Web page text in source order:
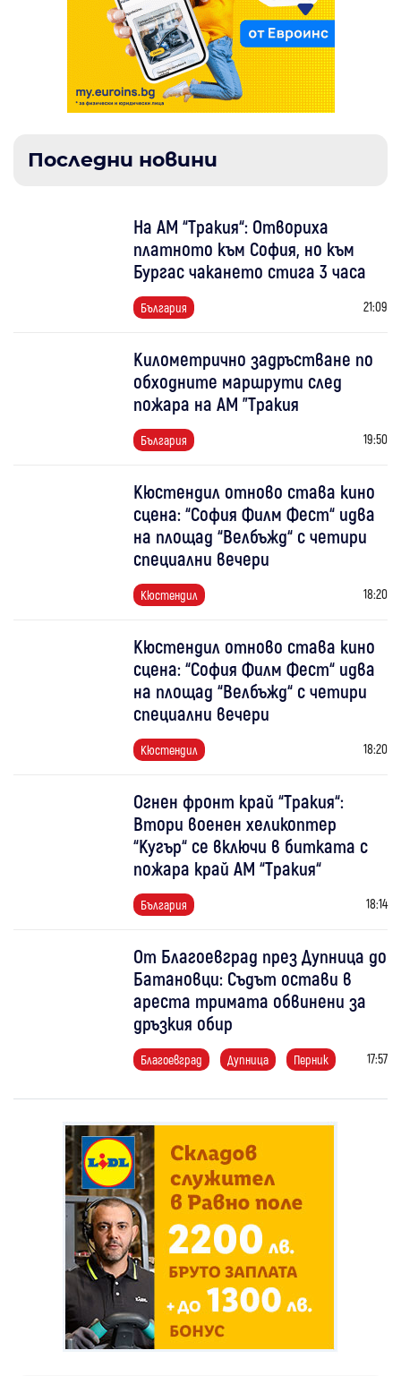
Последни новини
На АМ “Тракия“: Отвориха
платното към София, но към
Бургас чакането стига 3 часа
България 21:09
Километрично задръстване по
обходните маршрути след
пожара на АМ "Тракия
България 19:50
Кюстендил отново става кино
сцена: “София Филм Фест“ идва
на площад “Велбъжд“ с четири
специални вечери
Кюстендил 18:20
Кюстендил отново става кино
сцена: “София Филм Фест“ идва
на площад “Велбъжд“ с четири
специални вечери
Кюстендил 18:20
Огнен фронт край “Тракия“:
Втори военен хеликоптер
“Кугър“ се включи в битката с
пожара край АМ “Тракия“
България 18:14
От Благоевград през Дупница до
Батановци: Съдът остави в
ареста тримата обвинени за
дръзкия обир
Благоевград Дупница Перник 17:57